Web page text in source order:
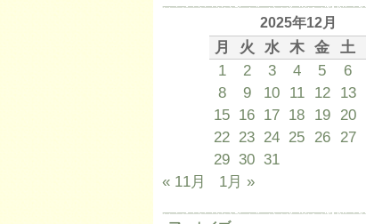
2025年12月
月 火 水 木 金 土
1
2 3 4 5 6
8
9 10 11 12 13
15 16 17 18 19 20
22 23 24 25 26 27
29 30 31
« 11月
1月 »